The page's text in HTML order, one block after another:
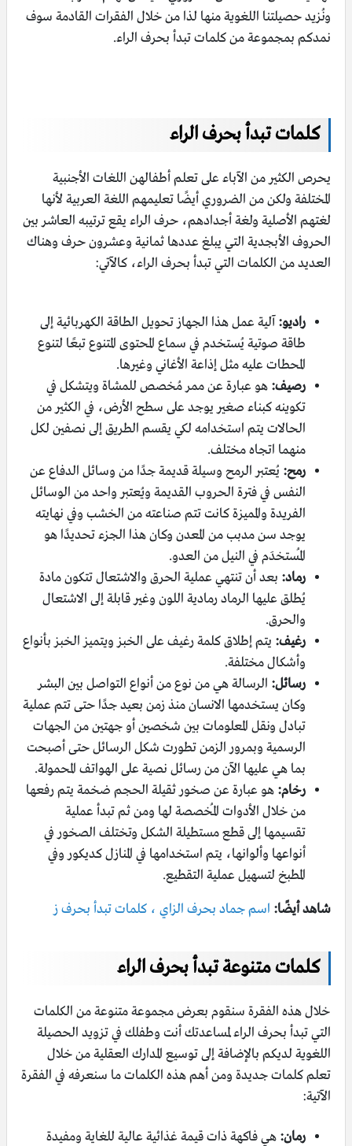
ونُزيد حصيلتنا اللغوية منها لذا من خلال الفقرات القادمة سوف
نمدكم بمجموعة من كلمات تبدأ بحرف الراء.
كلمات تبدأ بحرف الراء
يحرص الكثير من الآباء على تعلم أطفالهن اللغات الأجنبية
المختلفة ولكن من الضروري أيضًا تعليمهم اللغة العربية لأنها
لغتهم الأصلية ولغة أجدادهم، حرف الراء يقع ترتيبه العاشر بين
الحروف الأبجدية التي يبلغ عددها ثمانية وعشرون حرف وهناك
العديد من الكلمات التي تبدأ بحرف الراء، كالآتي:
راديو: آلية عمل هذا الجهاز تحويل الطاقة الكهربائية إلى
طاقة صوتية يُستخدم في سماع المحتوى المتنوع تبعًا لتنوع
المحطات عليه مثل إذاعة الأغاني وغيرها.
رصيف: هو عبارة عن ممر مُخصص للمشاة ويتشكل في
تكوينه كبناء صغير يوجد على سطح الأرض، في الكثير من
الحالات يتم استخدامه لكي يقسم الطريق إلى نصفين لكل
منهما اتجاه مختلف.
رمح: يُعتبر الرمح وسيلة قديمة جدًا من وسائل الدفاع عن
النفس في فترة الحروب القديمة ويُعتبر واحد من الوسائل
الفريدة والمميزة كانت تتم صناعته من الخشب وفي نهايته
يوجد سن مدبب من المعدن وكان هذا الجزء تحديدًا هو
المُستخدَم في النيل من العدو.
رماد: بعد أن تنتهي عملية الحرق والاشتعال تتكون مادة
يُطلق عليها الرماد رمادية اللون وغير قابلة إلى الاشتعال
والحرق.
رغيف: يتم إطلاق كلمة رغيف على الخبز ويتميز الخبز بأنواع
وأشكال مختلفة.
رسائل: الرسالة هي من نوع من أنواع التواصل بين البشر
وكان يستخدمها الانسان منذ زمن بعيد جدًا حتى تتم عملية
تبادل ونقل المعلومات بين شخصين أو جهتين من الجهات
الرسمية وبمرور الزمن تطورت شكل الرسائل حتى أصبحت
بما هي عليها الآن من رسائل نصية على الهواتف المحمولة.
رخام: هو عبارة عن صخور ثقيلة الحجم ضخمة يتم رفعها
من خلال الأدوات المُخصصة لها ومن ثم تبدأ عملية
تقسيمها إلى قطع مستطيلة الشكل وتختلف الصخور في
أنواعها وألوانها، يتم استخدامها في المنازل كديكور وفي
المطبخ لتسهيل عملية التقطيع.
شاهد أيضًا: اسم جماد بحرف الزاي ، كلمات تبدأ بحرف ز
كلمات متنوعة تبدأ بحرف الراء
خلال هذه الفقرة سنقوم بعرض مجموعة متنوعة من الكلمات
التي تبدأ بحرف الراء لمساعدتك أنت وطفلك في تزويد الحصيلة
اللغوية لديكم بالإضافة إلى توسيع المدارك العقلية من خلال
تعلم كلمات جديدة ومن أهم هذه الكلمات ما سنعرفه في الفقرة
الآتية:
رمان: هي فاكهة ذات قيمة غذائية عالية للغاية ومفيدة